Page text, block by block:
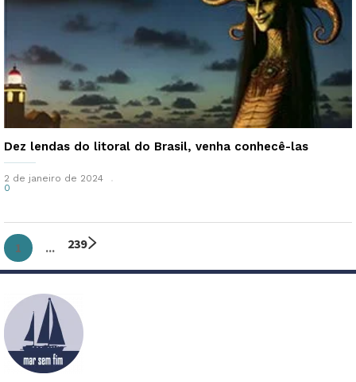
Dez lendas do litoral do Brasil, venha conhecê-las
2 de janeiro de 2024
0
1 23
... 9